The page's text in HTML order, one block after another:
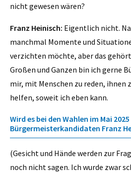
nicht gewesen wären?
Franz Heinisch: Eigentlich nicht.
manchmal Momente und
verzichten möchte, aber das
Großen und Ganzen bin ich gerne
mir, mit Menschen zu reden, ihnen
helfen, soweit ich eben kann.
Wird es bei den Wahlen im Mai
Bürgermeisterkandidaten Franz
(Gesicht und Hände werden zur
noch nicht sagen. Ich wurde zwar